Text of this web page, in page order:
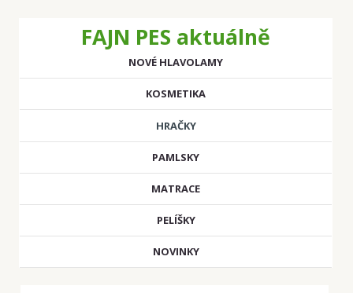
FAJN PES aktuálně
NOVÉ HLAVOLAMY
KOSMETIKA
HRAČKY
PAMLSKY
MATRACE
PELÍŠKY
NOVINKY